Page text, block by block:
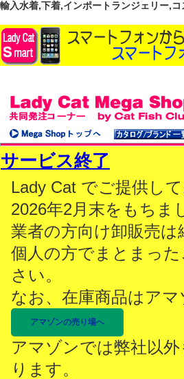
輸入水着,下着,インポートランジェリー,
サービス終了
Lady Cat でご提供し
2026年2月末をもちま
業者の方向け卸販売
個人の方でまとまっ
さい。
なお、在庫商品はア
アマゾンの売り場へ
アマゾンでは弊社以
ります。